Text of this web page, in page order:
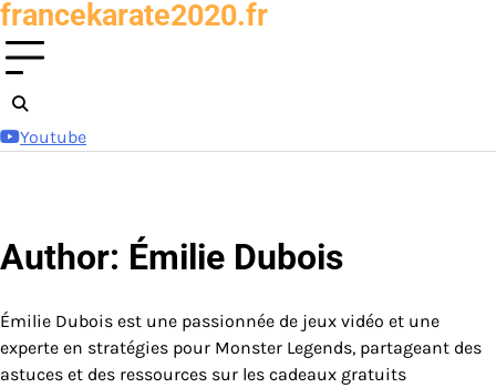
Skip
to
content
francekarate2020.fr
Youtube
Author: Émilie Dubois
Émilie Dubois est une passionnée de jeux vidéo et une
experte en stratégies pour Monster Legends, partageant des
astuces et des ressources sur les cadeaux gratuits